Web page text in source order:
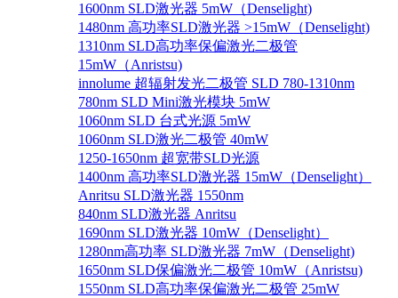
1600nm SLD激光器 5mW（Denselight)
1480nm 高功率SLD激光器 >15mW（Denselight)
1310nm SLD高功率保偏激光二极管
15mW（Anristsu)
innolume 超辐射发光二极管 SLD 780-1310nm
780nm SLD Mini激光模块 5mW
1060nm SLD 台式光源 5mW
1060nm SLD激光二极管 40mW
1250-1650nm 超宽带SLD光源
1400nm 高功率SLD激光器 15mW（Denselight）
Anritsu SLD激光器 1550nm
840nm SLD激光器 Anritsu
1690nm SLD激光器 10mW（Denselight）
1280nm高功率 SLD激光器 7mW（Denselight)
1650nm SLD保偏激光二极管 10mW（Anristsu)
1550nm SLD高功率保偏激光二极管 25mW